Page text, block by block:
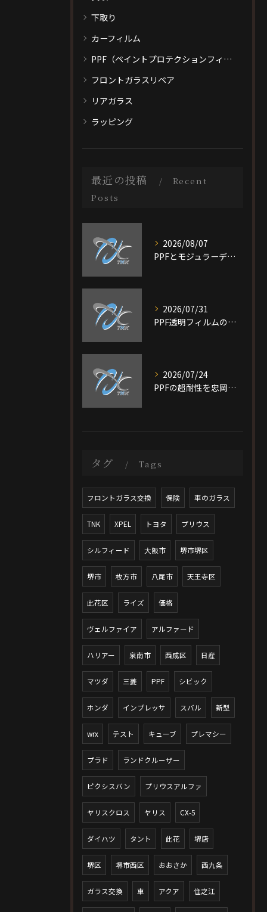
下取り
カーフィルム
PPF（ペイントプロテクションフィルム）
フロントガラスリペア
リアガラス
ラッピング
最近の投稿
Recent
Posts
2026/08/07
PPFとモジュラーデザイン施工を大阪府大阪市旭区で選ぶ際の比較ポイントと最適なプラン選び完全ガイド
2026/07/31
PPF透明フィルムの特徴と費用相場を短時間で理解し愛車を守る選び方ガイド
2026/07/24
PPFの超耐性を忠岡町で実現する大阪府泉北郡で後悔しない施工ガイド
タグ Tags
フロントガラス交換 保険 車のガラス
TNK XPEL トヨタ プリウス
シルフィード 大阪市 堺市堺区
堺市 枚方市 八尾市 天王寺区
此花区 ライズ 価格
ヴェルファイア アルファード
ハリアー 泉南市 西成区 日産
マツダ 三菱 PPF シビック
ホンダ インプレッサ スバル 新型
wrx テスト キューブ プレマシー
プラド ランドクルーザー
ピクシスバン プリウスアルファ
ヤリスクロス ヤリス CX-5
ダイハツ タント 此花 堺店
堺区 堺市西区 おおさか 西九条
ガラス交換 車 アクア 住之江